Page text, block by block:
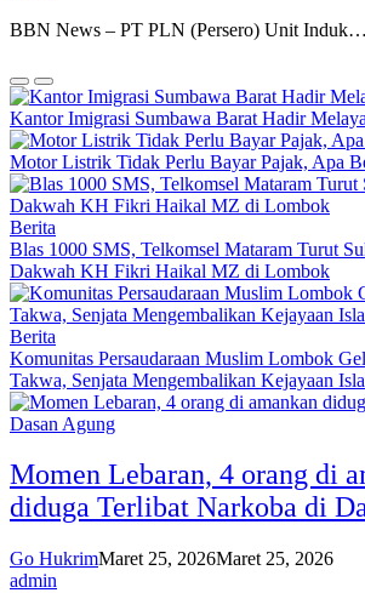
BBN News – PT PLN (Persero) Unit Induk…
Kantor Imigrasi Sumbawa Barat Hadir
Motor Listrik Tidak Perlu Bayar Pajak, Apa
Berita
Blas 1000 SMS, Telkomsel Mataram Turut
Dakwah KH Fikri Haikal MZ di Lombok
Berita
Komunitas Persaudaraan Muslim Lombok
Takwa, Senjata Mengembalikan Kejayaan
Momen Lebaran, 4 orang di
diduga Terlibat Narkoba di
Go HukrimMaret 25, 2026Maret 25, 2026
admin